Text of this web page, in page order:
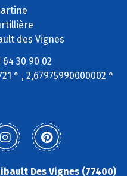
des Vignes
30 90 02
° , 2,67975990000002 °
Des Vignes (77400)